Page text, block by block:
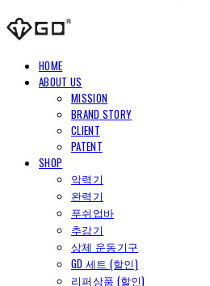
HOME
ABOUT US
MISSION
BRAND STORY
CLIENT
PATENT
SHOP
악력기
완력기
푸쉬업바
추감기
상체 운동기구
GD 세트 (할인)
리퍼상품 (할인)